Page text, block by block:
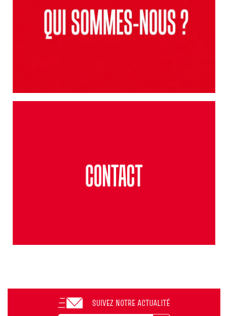
SUIVEZ NOTRE ACTUALITÉ